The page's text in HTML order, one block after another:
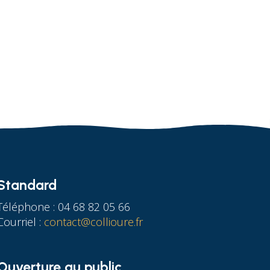
: 04 68 82 05 66
: contact@collioure.fr